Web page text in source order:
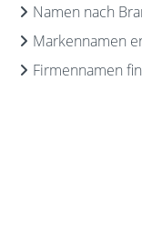
Namen nach
Markennamen
Firmennamen